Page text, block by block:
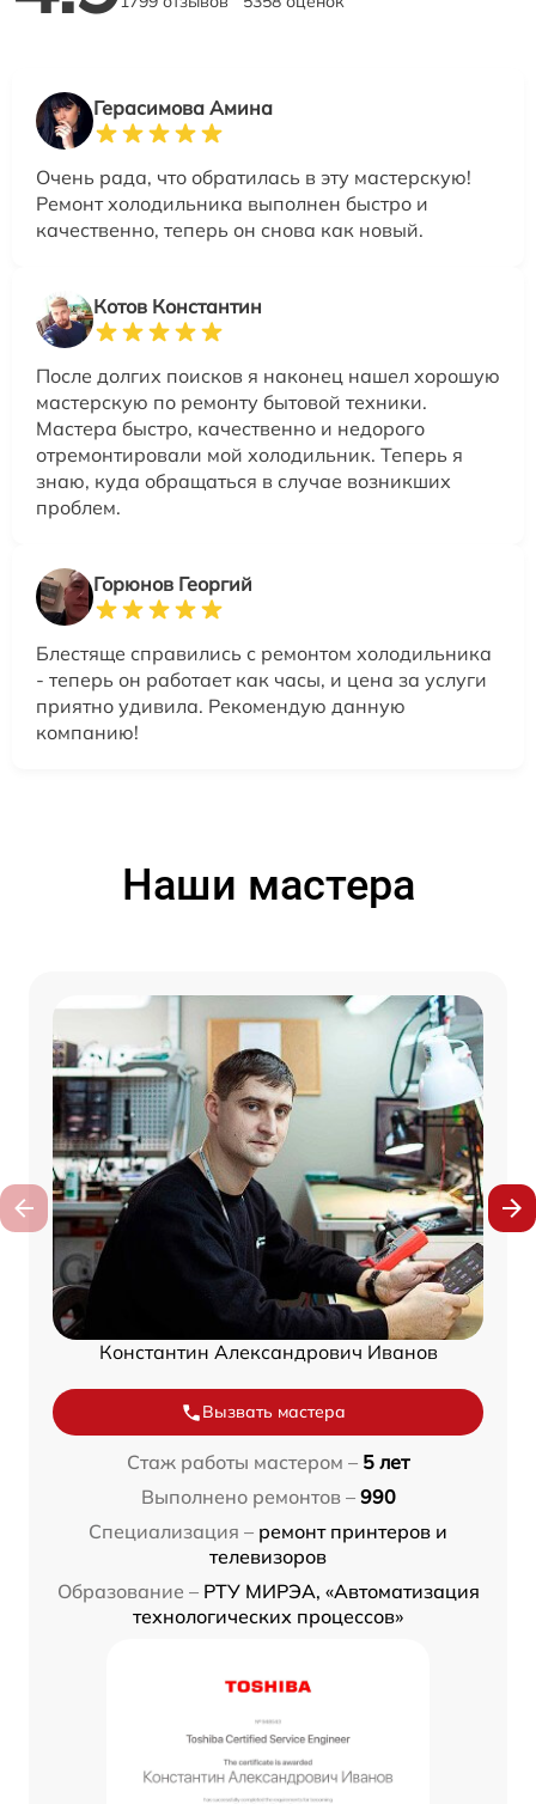
Герасимова Амина
Очень рада, что обратилась в эту мастерскую!
Ремонт холодильника выполнен быстро и
качественно, теперь он снова как новый.
Котов Константин
После долгих поисков я наконец нашел хорошую
мастерскую по ремонту бытовой техники.
Мастера быстро, качественно и недорого
отремонтировали мой холодильник. Теперь я
знаю, куда обращаться в случае возникших
проблем.
Горюнов Георгий
Блестяще справились с ремонтом холодильника
- теперь он работает как часы, и цена за услуги
приятно удивила. Рекомендую данную
компанию!
Наши мастера
Константин Александрович Иванов
Вызвать мастера
Стаж работы мастером – 5 лет
Выполнено ремонтов – 990
Специализация – ремонт принтеров и
телевизоров
Образование – РТУ МИРЭА, «Автоматизация
технологических процессов»